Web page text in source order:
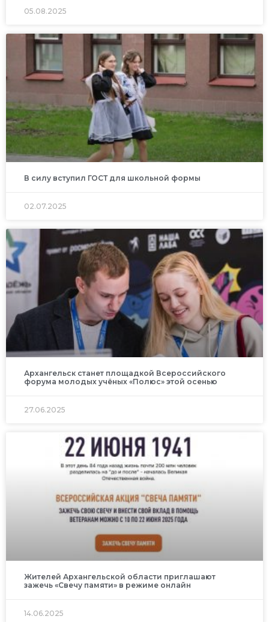
05.08.2025
В силу вступил ГОСТ для школьной формы
02.07.2025
Архангельск станет площадкой Всероссийского
форума молодых учёных «Полюс» этой осенью
27.06.2025
Жителей Архангельской области приглашают
зажечь «Свечу памяти» в режиме онлайн
14.06.2025